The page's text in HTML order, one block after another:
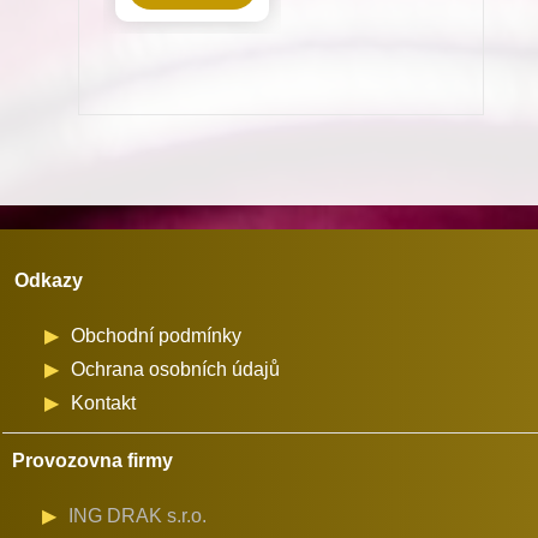
Odkazy
Obchodní podmínky
Ochrana osobních údajů
Kontakt
Provozovna firmy
ING DRAK s.r.o.